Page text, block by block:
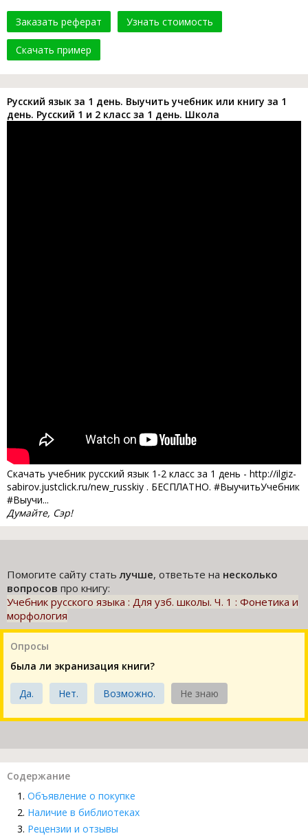
Заказать реферат Узнать стоимость
Скачать пример
Русский язык за 1 день. Выучить учебник или книгу за 1
день. Русский 1 и 2 класс за 1 день. Школа
Скачать учебник русский язык 1-2 класс за 1 день - http://ilgiz-
sabirov.justclick.ru/new_russkiy . БЕСПЛАТНО. #ВыучитьУчебник
#Выучи...
Думайте, Сэр!
Помогите сайту статьлучше, ответьте на несколько
вопросов про книгу:
Учебник русского языка : Для узб. школы. Ч. 1 : Фонетика и
морфология
Опросы
была ли экранизация книги?
Да. Нет. Возможно. Не знаю
Содержание
Объявление о покупке
Наличие в библиотеках
Рецензии и отзывы